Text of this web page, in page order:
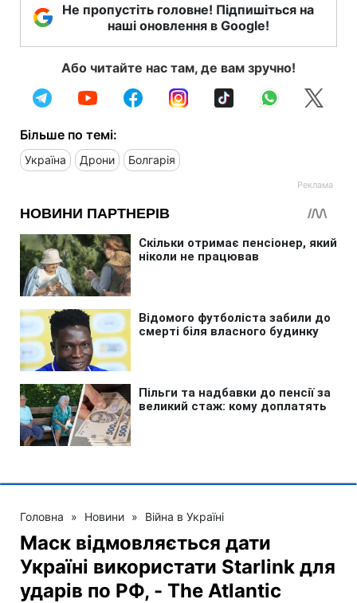
Не пропустіть головне! Підпишіться на
наші оновлення в Google!
Або читайте нас там, де вам зручно!
Більше по темі:
Україна Дрони Болгарія
Головна » Новини » Війна в Україні
Маск відмовляється дати
Україні використати Starlink для
ударів по РФ, - The Atlantic